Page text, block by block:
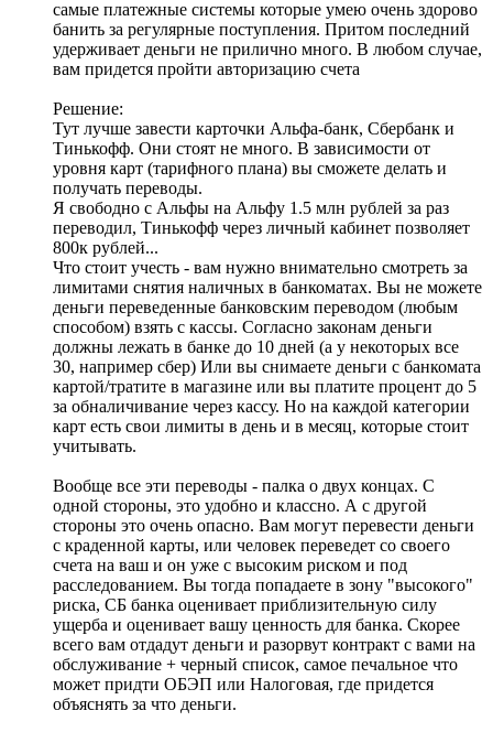
самые платежные системы которые умею очень здорово
банить за регулярные поступления. Притом последний
удерживает деньги не прилично много. В любом случае,
вам придется пройти авторизацию счета
Решение:
Тут лучше завести карточки Альфа-банк, Сбербанк и
Тинькофф. Они стоят не много. В зависимости от
уровня карт (тарифного плана) вы сможете делать и
получать переводы.
Я свободно с Альфы на Альфу 1.5 млн рублей за раз
переводил, Тинькофф через личный кабинет позволяет
800к рублей...
Что стоит учесть - вам нужно внимательно смотреть за
лимитами снятия наличных в банкоматах. Вы не можете
деньги переведенные банковским переводом (любым
способом) взять с кассы. Согласно законам деньги
должны лежать в банке до 10 дней (а у некоторых все
30, например сбер) Или вы снимаете деньги с банкомата
картой/тратите в магазине или вы платите процент до 5
за обналичивание через кассу. Но на каждой категории
карт есть свои лимиты в день и в месяц, которые стоит
учитывать.
Вообще все эти переводы - палка о двух концах. С
одной стороны, это удобно и классно. А с другой
стороны это очень опасно. Вам могут перевести деньги
с краденной карты, или человек переведет со своего
счета на ваш и он уже с высоким риском и под
расследованием. Вы тогда попадаете в зону "высокого"
риска, СБ банка оценивает приблизительную силу
ущерба и оценивает вашу ценность для банка. Скорее
всего вам отдадут деньги и разорвут контракт с вами на
обслуживание + черный список, самое печальное что
может придти ОБЭП или Налоговая, где придется
объяснять за что деньги.